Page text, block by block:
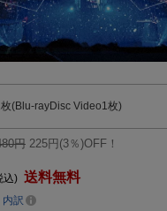
(Blu-rayDisc Video1枚)
円 225円(3％)OFF！
込) 送料無料
内訳